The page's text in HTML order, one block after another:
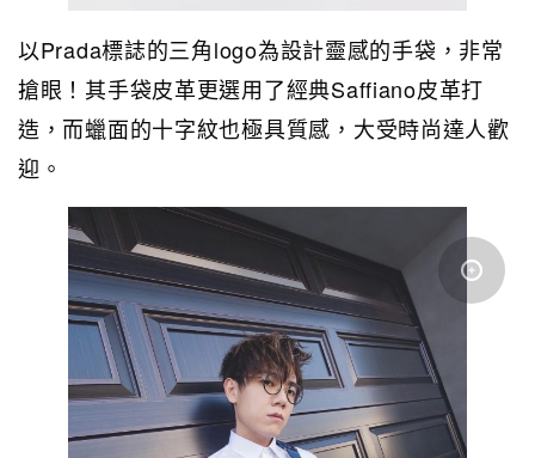
以Prada標誌的三角logo為設計靈感的手袋，非常
搶眼！其手袋皮革更選用了經典Saffiano皮革打
造，而蠟面的十字紋也極具質感，大受時尚達人歡
迎。